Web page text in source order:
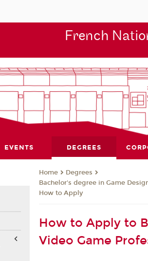
French
EVENTS DEGREES
Home
Degrees
Bachelor's degree in Game
How to Apply
How to Apply to
Video Game